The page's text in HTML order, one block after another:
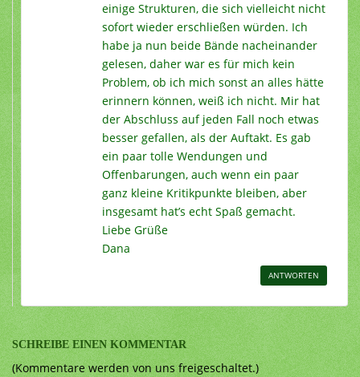
einige Strukturen, die sich vielleicht nicht
sofort wieder erschließen würden. Ich
habe ja nun beide Bände nacheinander
gelesen, daher war es für mich kein
Problem, ob ich mich sonst an alles hätte
erinnern können, weiß ich nicht. Mir hat
der Abschluss auf jeden Fall noch etwas
besser gefallen, als der Auftakt. Es gab
ein paar tolle Wendungen und
Offenbarungen, auch wenn ein paar
ganz kleine Kritikpunkte bleiben, aber
insgesamt hat’s echt Spaß gemacht.
Liebe Grüße
Dana
ANTWORTEN
SCHREIBE EINEN KOMMENTAR
(Kommentare werden von uns freigeschaltet.)